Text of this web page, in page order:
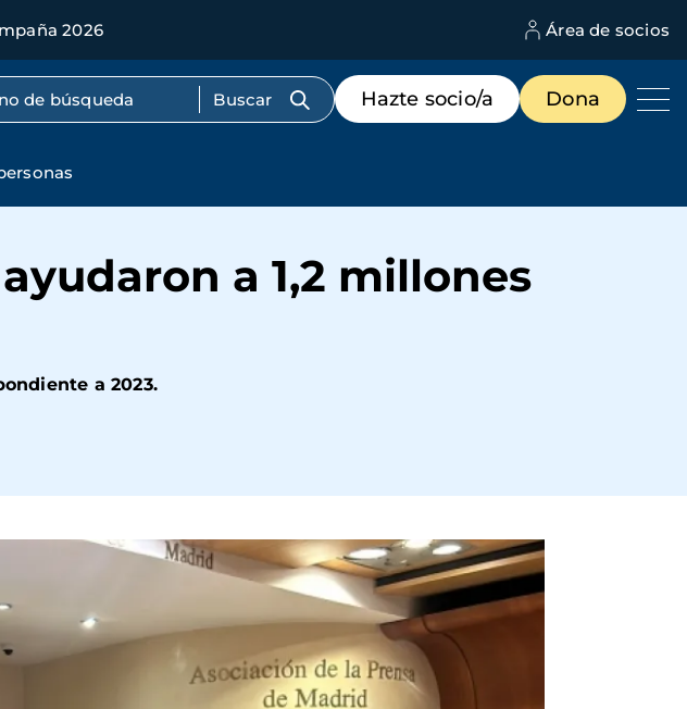
2026 Área de socios
completo
Menú
de
destacados
Hazte socio/a Dona
a 1,2 millones
a 2023.